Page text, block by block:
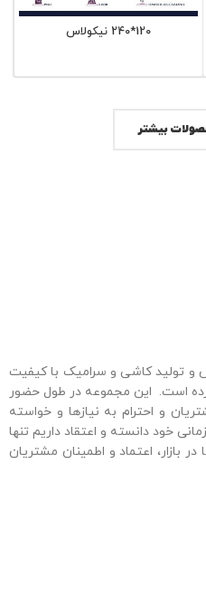
120*240 نیکولاس
بیشتر
تولید کاشی و سرامیک با کیفیت
است. این مجموعهدر طول حضور
و احترام به نیازها و خواسته
خود دانسته و اعتقاد داریم تنها
بازار، اعتماد و اطمینان مشتریان